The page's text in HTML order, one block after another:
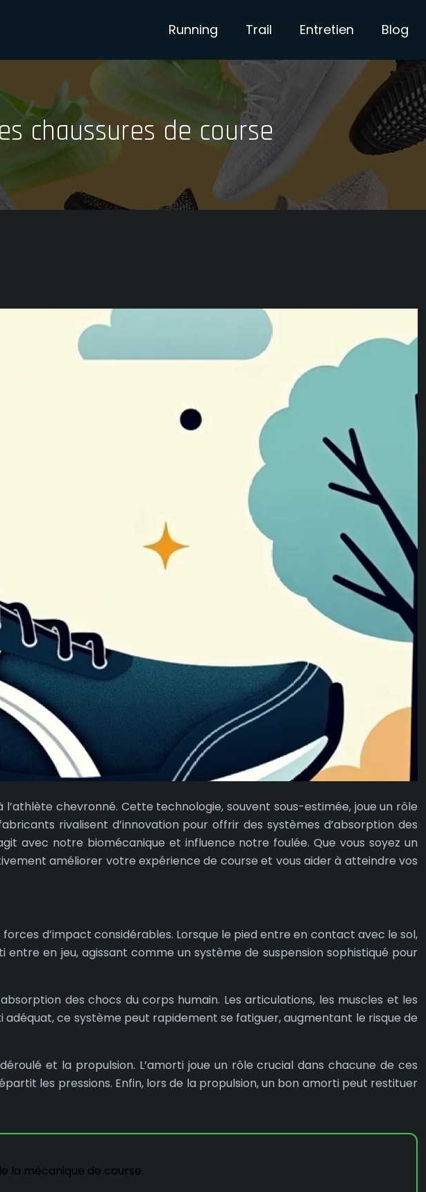
Running Trail Entretien Blog
chaussures de course
chevronné. Cette technologie, souvent sous-estimée, joue un rôle
rivalisent d’innovation pour offrir des systèmes d’absorption des
avec notre biomécanique et influence notre foulée. Que vous soyez un
améliorer votre expérience de course et vous aider à atteindre vos
d’impact considérables. Lorsque le pied entre en contact avec le sol,
en jeu, agissant comme un système de suspension sophistiqué pour
des chocs du corps humain. Les articulations, les muscles et les
ce système peut rapidement se fatiguer, augmentant le risque de
et la propulsion. L’amorti joue un rôle crucial dans chacune de ces
les pressions. Enfin, lors de la propulsion, un bon amorti peut restituer
la mécanique de course.